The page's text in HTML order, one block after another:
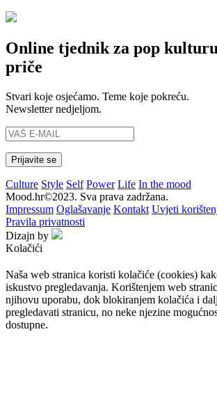
Online tjednik za pop
priče
Stvari koje osjećamo. Teme koje pokreću.
Newsletter nedjeljom.
Culture Style Self Power Life In the mood
Mood.hr©2023. Sva prava zadržana.
Impressum Oglašavanje Kontakt Uvjeti
Pravila privatnosti
Dizajn by
Kolačići
Naša web stranica koristi kolačiće (cookies)
iskustvo pregledavanja. Korištenjem web
njihovu uporabu, dok blokiranjem kolačića i
pregledavati stranicu, no neke njezine
dostupne.